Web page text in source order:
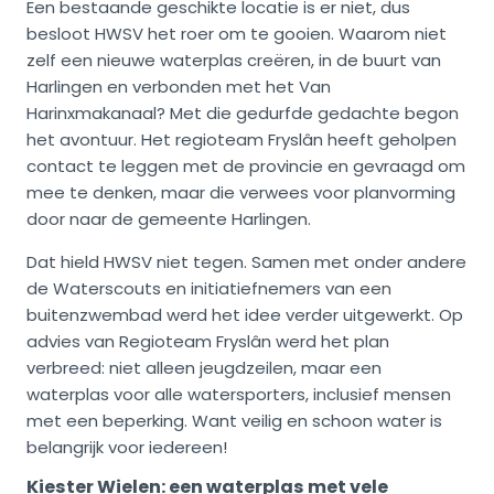
Een bestaande geschikte locatie is er niet, dus
besloot HWSV het roer om te gooien. Waarom niet
zelf een nieuwe waterplas creëren, in de buurt van
Harlingen en verbonden met het Van
Harinxmakanaal? Met die gedurfde gedachte begon
het avontuur. Het regioteam Fryslân heeft geholpen
contact te leggen met de provincie en gevraagd om
mee te denken, maar die verwees voor planvorming
door naar de gemeente Harlingen.
Dat hield HWSV niet tegen. Samen met onder andere
de Waterscouts en initiatiefnemers van een
buitenzwembad werd het idee verder uitgewerkt. Op
advies van Regioteam Fryslân werd het plan
verbreed: niet alleen jeugdzeilen, maar een
waterplas voor alle watersporters, inclusief mensen
met een beperking. Want veilig en schoon water is
belangrijk voor iedereen!
Kiester Wielen: een waterplas met vele